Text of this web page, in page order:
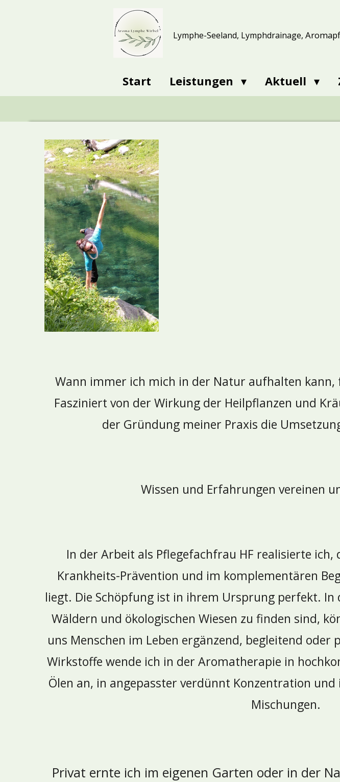
Lymphe-Seeland, Lymphdrainage,
Start Leistungen Aktuell
Wann immer ich mich in der Natur aufhalten
Fasziniert von der Wirkung der Heilpflanzen und
der Gründung meiner Praxis die
Wissen und Erfahrungen vereinen
In der Arbeit als Pflegefachfrau HF realisierte
Krankheits-Prävention und im komplementären
liegt. Die Schöpfung ist in ihrem Ursprung perfekt. In
Wäldern und ökologischen Wiesen zu finden sind,
uns Menschen im Leben ergänzend, begleitend
Wirkstoffe wende ich in der Aromatherapie in
Ölen an, in angepasster verdünnt Konzentration
Mischungen.
Privat ernte ich im eigenen Garten oder in der